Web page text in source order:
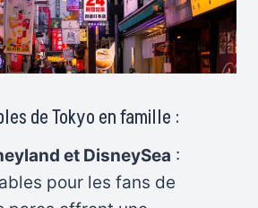
de Tokyo en famille :
et DisneySea :
pour les fans de